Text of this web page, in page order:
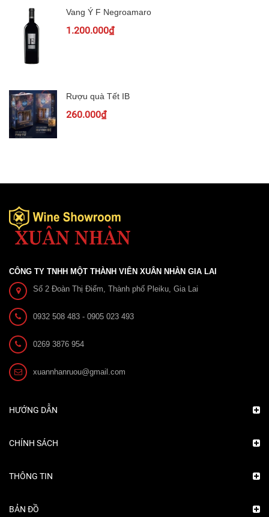
Vang Ý F Negroamaro
1.200.000₫
Rượu quà Tết IB
260.000₫
CÔNG TY TNHH MỘT THÀNH VIÊN XUÂN NHÀN GIA LAI
Số 2 Đoàn Thị Điểm, Thành phố Pleiku, Gia Lai
0932 508 483 - 0905 023 493
0269 3876 954
xuannhanruou@gmail.com
HƯỚNG DẪN
CHÍNH SÁCH
THÔNG TIN
BẢN ĐỒ